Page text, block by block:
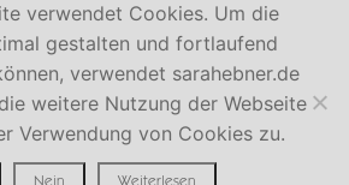
IMPRESSUM
DATENSCHUTZ
AGB
verwendet Cookies. Um die
gestalten und fortlaufend
verwendet sarahebner.de
weitere Nutzung der Webseite
Verwendung von Cookies zu.
Nein Weiterlesen